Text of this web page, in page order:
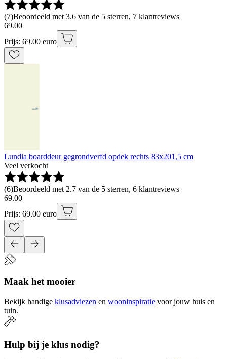
(7)Beoordeeld met 3.6 van de 5 sterren, 7 klantreviews
69.00
Prijs: 69.00 euro
Lundia boarddeur gegrondverfd opdek rechts 83x201,5 cm
Veel verkocht
(6)Beoordeeld met 2.7 van de 5 sterren, 6 klantreviews
69.00
Prijs: 69.00 euro
Maak het mooier
Bekijk handige klusadviezen en wooninspiratie voor jouw huis en
tuin.
Hulp bij je klus nodig?